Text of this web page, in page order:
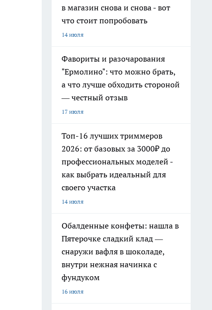
в магазин снова и снова - вот
что стоит попробовать
14 июля
Фавориты и разочарования
"Ермолино": что можно брать,
а что лучше обходить стороной
— честный отзыв
17 июля
Топ-16 лучших триммеров
2026: от базовых за 3000₽ до
профессиональных моделей -
как выбрать идеальный для
своего участка
14 июля
Обалденные конфеты: нашла в
Пятерочке сладкий клад —
снаружи вафля в шоколаде,
внутри нежная начинка с
фундуком
16 июля